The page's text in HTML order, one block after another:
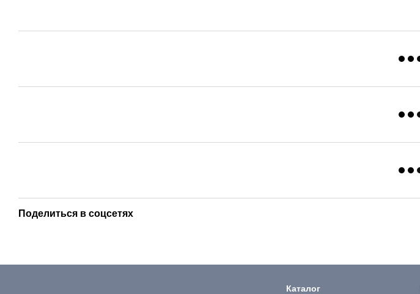
Поделиться в соцсетях
Каталог